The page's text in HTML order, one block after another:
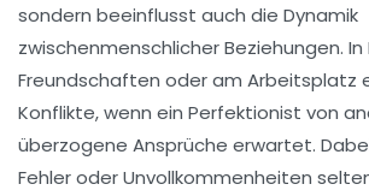
sondern beeinflusst auch die Dynamik
zwischenmenschlicher Beziehungen.
Freundschaften oder am Arbeitsplatz
Konflikte, wenn ein Perfektionist von
überzogene Ansprüche erwartet.
Fehler oder Unvollkommenheiten